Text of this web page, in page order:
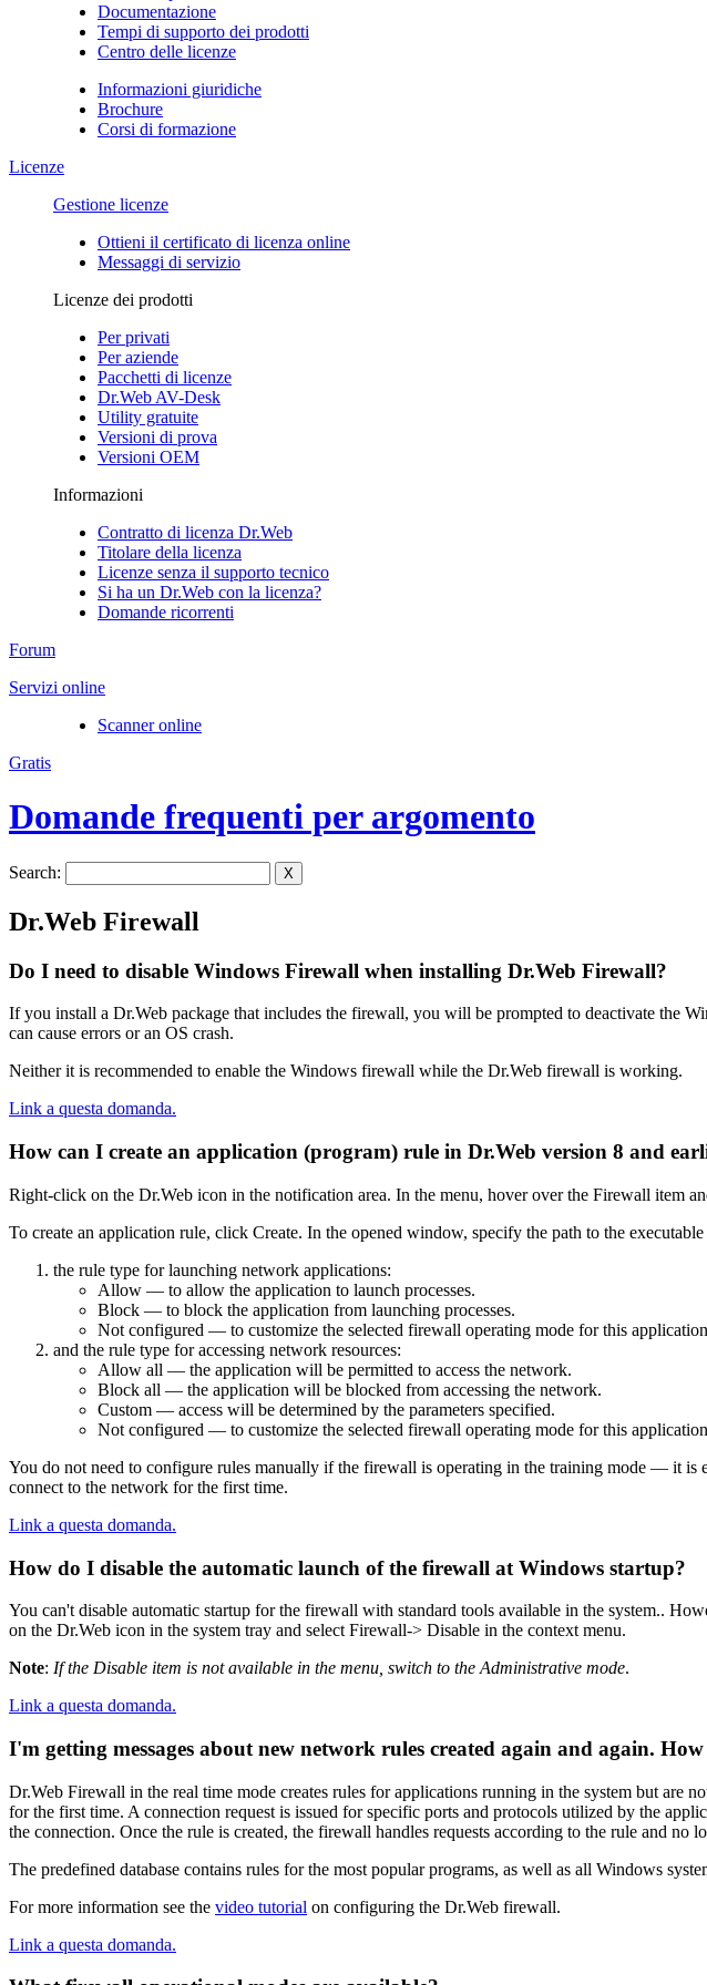
Documentazione
Tempi di supporto dei prodotti
Centro delle licenze
Informazioni giuridiche
Brochure
Corsi di formazione
Licenze
Gestione licenze
Ottieni il certificato di licenza online
Messaggi di servizio
Licenze dei prodotti
Per privati
Per aziende
Pacchetti di licenze
Dr.Web AV-Desk
Utility gratuite
Versioni di prova
Versioni OEM
Informazioni
Contratto di licenza Dr.Web
Titolare della licenza
Licenze senza il supporto tecnico
Si ha un Dr.Web con la licenza?
Domande ricorrenti
Forum
Servizi online
Scanner online
Gratis
Domande frequenti per argomento
Search: X
Dr.Web Firewall
Do I need to disable Windows Firewall when installing Dr.Web Firewall?
If you install a Dr.Web package that includes the firewall, you will be prompted to deactivate the
can cause errors or an OS crash.
Neither it is recommended to enable the Windows firewall while the Dr.Web firewall is working.
Link a questa domanda.
How can I create an application (program) rule in Dr.Web version 8 and
Right-click on the Dr.Web icon in the notification area. In the menu, hover over the Firewall item
To create an application rule, click Create. In the opened window, specify the path to the
the rule type for launching network applications:
Allow — to allow the application to launch processes.
Block — to block the application from launching processes.
Not configured — to customize the selected firewall operating mode for this
and the rule type for accessing network resources:
Allow all — the application will be permitted to access the network.
Block all — the application will be blocked from accessing the network.
Custom — access will be determined by the parameters specified.
Not configured — to customize the selected firewall operating mode for this
You do not need to configure rules manually if the firewall is operating in the training mode — it
connect to the network for the first time.
Link a questa domanda.
How do I disable the automatic launch of the firewall at Windows startup?
You can't disable automatic startup for the firewall with standard tools available in the system..
on the Dr.Web icon in the system tray and select Firewall-> Disable in the context menu.
Note: If the Disable item is not available in the menu, switch to the Administrative mode.
Link a questa domanda.
I'm getting messages about new network rules created again and again.
Dr.Web Firewall in the real time mode creates rules for applications running in the system but are
for the first time. A connection request is issued for specific ports and protocols utilized by the
the connection. Once the rule is created, the firewall handles requests according to the rule and no
The predefined database contains rules for the most popular programs, as well as all Windows
For more information see the video tutorial on configuring the Dr.Web firewall.
Link a questa domanda.